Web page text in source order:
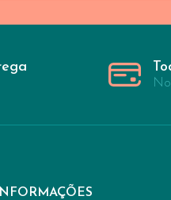
INFORMAÇÕES